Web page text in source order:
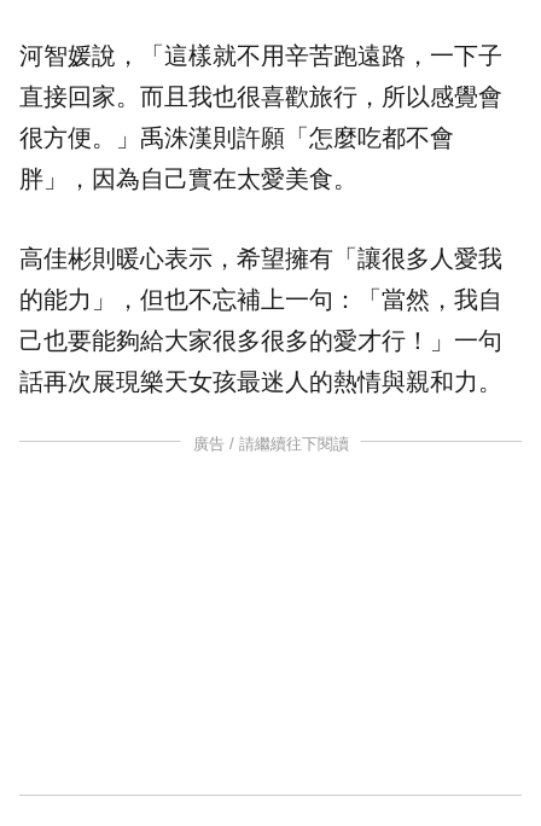
河智媛說，「這樣就不用辛苦跑遠路，一下子
直接回家。而且我也很喜歡旅行，所以感覺會
很方便。」禹洙漢則許願「怎麼吃都不會
胖」，因為自己實在太愛美食。
高佳彬則暖心表示，希望擁有「讓很多人愛我
的能力」，但也不忘補上一句：「當然，我自
己也要能夠給大家很多很多的愛才行！」一句
話再次展現樂天女孩最迷人的熱情與親和力。
廣告 / 請繼續往下閱讀